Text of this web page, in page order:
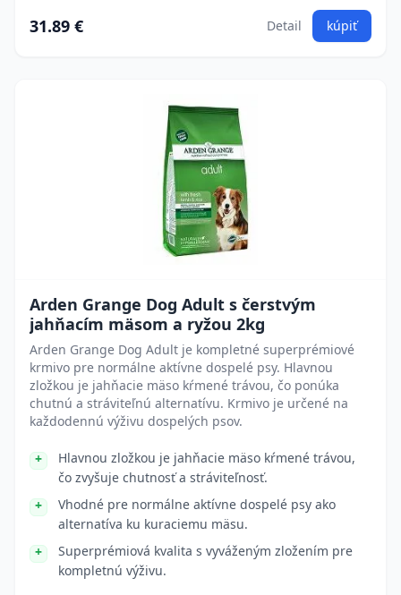
31.89 € Detail kúpiť
Arden Grange Dog Adult s čerstvým
jahňacím mäsom a ryžou 2kg
Arden Grange Dog Adult je kompletné superprémiové
krmivo pre normálne aktívne dospelé psy. Hlavnou
zložkou je jahňacie mäso kŕmené trávou, čo ponúka
chutnú a stráviteľnú alternatívu. Krmivo je určené na
každodennú výživu dospelých psov.
Hlavnou zložkou je jahňacie mäso kŕmené trávou,
čo zvyšuje chutnosť a stráviteľnosť.
Vhodné pre normálne aktívne dospelé psy ako
alternatíva ku kuraciemu mäsu.
Superprémiová kvalita s vyváženým zložením pre
kompletnú výživu.